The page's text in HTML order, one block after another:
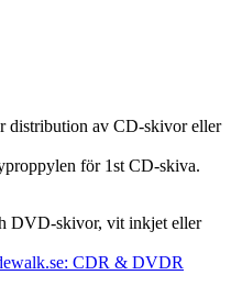
distribution av CD-skivor eller
för 1st CD-skiva.
DVD-skivor, vit inkjet eller
CDR & DVDR